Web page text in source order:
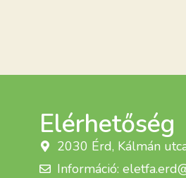
Elérhetőség
2030 Érd, Kálmán
Információ: